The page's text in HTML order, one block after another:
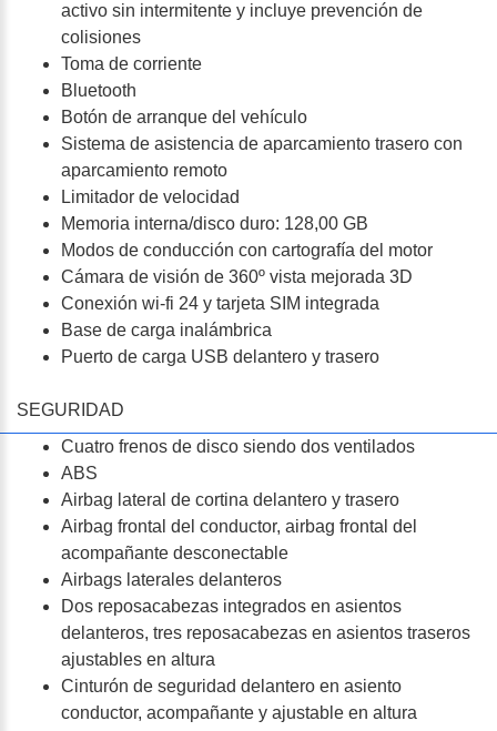
activo sin intermitente y incluye prevención de
colisiones
Toma de corriente
Bluetooth
Botón de arranque del vehículo
Sistema de asistencia de aparcamiento trasero con
aparcamiento remoto
Limitador de velocidad
Memoria interna/disco duro: 128,00 GB
Modos de conducción con cartografía del motor
Cámara de visión de 360º vista mejorada 3D
Conexión wi-fi 24 y tarjeta SIM integrada
Base de carga inalámbrica
Puerto de carga USB delantero y trasero
SEGURIDAD
Cuatro frenos de disco siendo dos ventilados
ABS
Airbag lateral de cortina delantero y trasero
Airbag frontal del conductor, airbag frontal del
acompañante desconectable
Airbags laterales delanteros
Dos reposacabezas integrados en asientos
delanteros, tres reposacabezas en asientos traseros
ajustables en altura
Cinturón de seguridad delantero en asiento
conductor, acompañante y ajustable en altura